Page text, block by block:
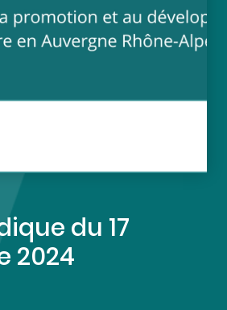
du 17
2024